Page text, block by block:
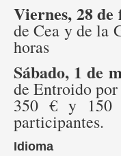
Viernes, 28
de Cea y de la
horas
Sábado, 1 de
de Entroido por
350 € y 150
participantes.
Idioma